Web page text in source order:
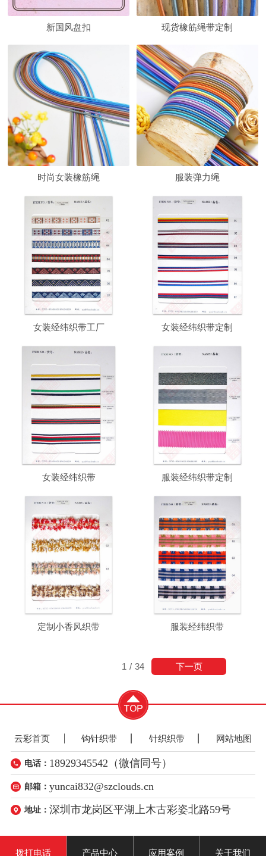
新国风盘扣 现货橡筋绳带定制
时尚女装橡筋绳 服装弹力绳
女装经纬织带工厂 女装经纬织带定制
女装经纬织带 服装经纬织带定制
定制小香风织带 服装经纬织带
1 / 34 下一页
云彩首页 钩针织带 针织织带 网站地图
电话： 18929345542（微信同号）
邮箱：yuncai832@szclouds.cn
地址：深圳市龙岗区平湖上木古彩姿北路59号
拨打电话 产品中心 应用案例 关于我们